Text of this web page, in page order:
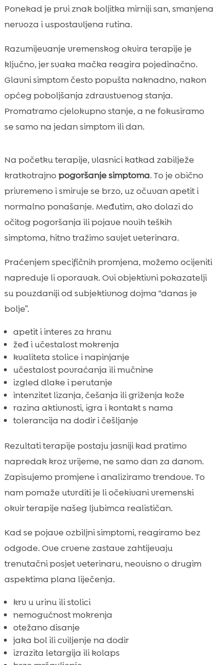
Ponekad je prvi znak boljitka mirniji san, smanjena
nervoza i uspostavljena rutina.
Razumijevanje vremenskog okvira terapije je
ključno, jer svaka mačka reagira pojedinačno.
Glavni simptom često popušta naknadno, nakon
općeg poboljšanja zdravstvenog stanja.
Promatramo cjelokupno stanje, a ne fokusiramo
se samo na jedan simptom ili dan.
Na početku terapije, vlasnici katkad zabilježe
kratkotrajno pogoršanje simptoma. To je obično
privremeno i smiruje se brzo, uz očuvan apetit i
normalno ponašanje. Međutim, ako dolazi do
očitog pogoršanja ili pojave novih teških
simptoma, hitno tražimo savjet veterinara.
Praćenjem specifičnih promjena, možemo ocijeniti
napreduje li oporavak. Ovi objektivni pokazatelji
su pouzdaniji od subjektivnog dojma “danas je
bolje”.
apetit i interes za hranu
žeđ i učestalost mokrenja
kvaliteta stolice i napinjanje
učestalost povraćanja ili mučnine
izgled dlake i perutanje
intenzitet lizanja, češanja ili griženja kože
razina aktivnosti, igra i kontakt s nama
tolerancija na dodir i češljanje
Rezultati terapije postaju jasniji kad pratimo
napredak kroz vrijeme, ne samo dan za danom.
Zapisujemo promjene i analiziramo trendove. To
nam pomaže utvrditi je li očekivani vremenski
okvir terapije našeg ljubimca realističan.
Kad se pojave ozbiljni simptomi, reagiramo bez
odgode. Ove crvene zastave zahtijevaju
trenutačni posjet veterinaru, neovisno o drugim
aspektima plana liječenja.
krv u urinu ili stolici
nemogućnost mokrenja
otežano disanje
jaka bol ili cviljenje na dodir
izrazita letargija ili kolaps